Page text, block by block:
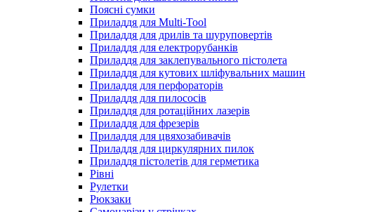
Поясні сумки
Приладдя для Multi-Tool
Приладдя для дрилів та шуруповертів
Приладдя для електрорубанків
Приладдя для заклепувального пістолета
Приладдя для кутових шліфувальних машин
Приладдя для перфораторів
Приладдя для пилососів
Приладдя для ротаційних лазерів
Приладдя для фрезерів
Приладдя для цвяхозабивачів
Приладдя для циркулярних пилок
Приладдя пістолетів для герметика
Рівні
Рулетки
Рюкзаки